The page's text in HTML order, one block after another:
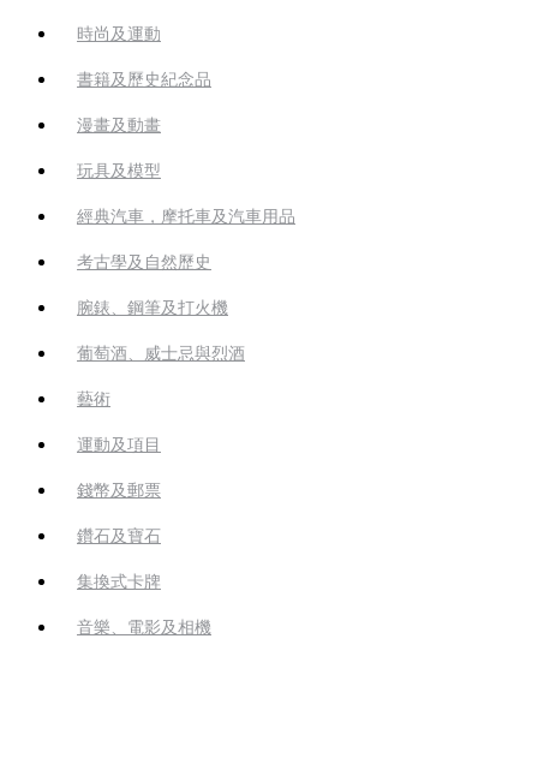
時尚及運動
書籍及歷史紀念品
漫畫及動畫
玩具及模型
經典汽車，摩托車及汽車用品
考古學及自然歷史
腕錶、鋼筆及打火機
葡萄酒、威士忌與烈酒
藝術
運動及項目
錢幣及郵票
鑽石及寶石
集換式卡牌
音樂、電影及相機